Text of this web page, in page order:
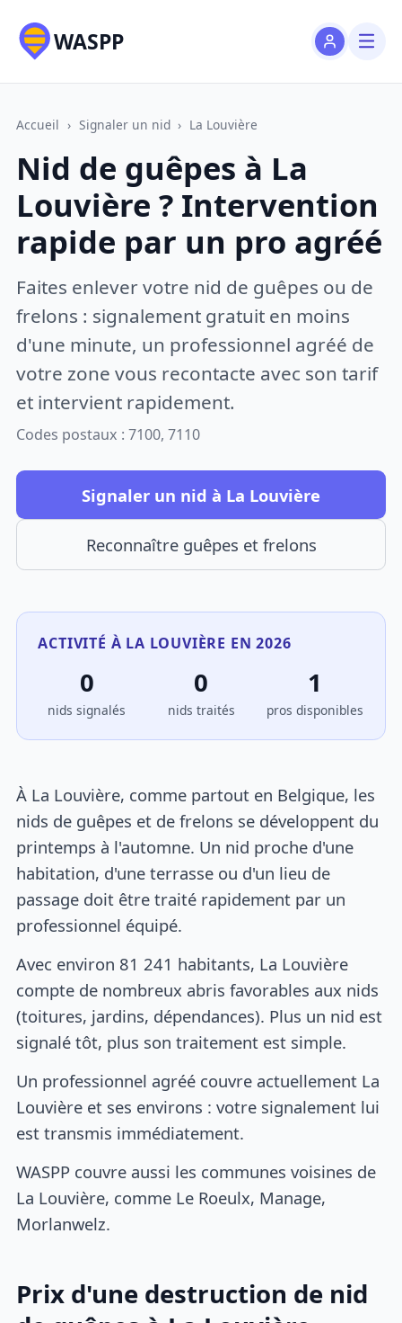
WASPP
Accueil › Signaler un nid › La Louvière
Nid de guêpes à La
Louvière ? Intervention
rapide par un pro agréé
Faites enlever votre nid de guêpes ou de
frelons : signalement gratuit en moins
d'une minute, un professionnel agréé de
votre zone vous recontacte avec son tarif
et intervient rapidement.
Codes postaux : 7100, 7110
Signaler un nid à La Louvière
Reconnaître guêpes et frelons
ACTIVITÉ À LA LOUVIÈRE EN 2026
0
nids signalés
0
nids traités
1
pros disponibles
À La Louvière, comme partout en Belgique, les
nids de guêpes et de frelons se développent du
printemps à l'automne. Un nid proche d'une
habitation, d'une terrasse ou d'un lieu de
passage doit être traité rapidement par un
professionnel équipé.
Avec environ 81 241 habitants, La Louvière
compte de nombreux abris favorables aux nids
(toitures, jardins, dépendances). Plus un nid est
signalé tôt, plus son traitement est simple.
Un professionnel agréé couvre actuellement La
Louvière et ses environs : votre signalement lui
est transmis immédiatement.
WASPP couvre aussi les communes voisines de
La Louvière, comme Le Roeulx, Manage,
Morlanwelz.
Prix d'une destruction de nid